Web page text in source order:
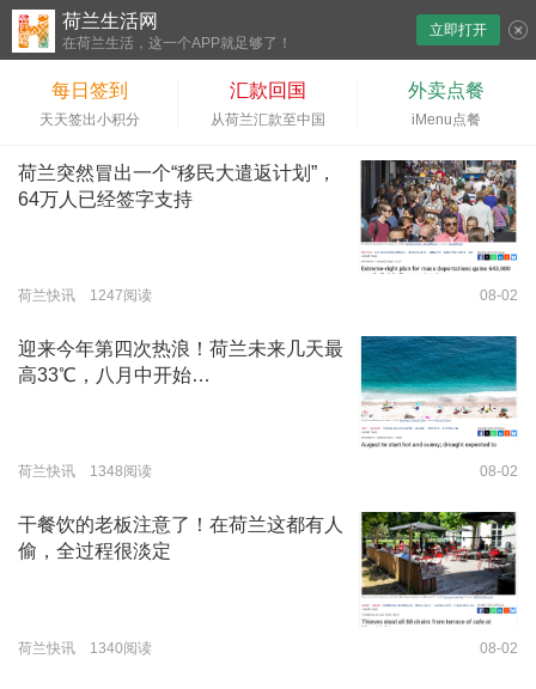
荷兰生活网
在荷兰生活，这一个APP就足够了！
立即打开
每日签到
天天签出小积分
汇款回国
从荷兰汇款至中国
外卖点餐
iMenu点餐
荷兰突然冒出一个“移民大遣返计划”，
64万人已经签字支持
荷兰快讯 1247阅读 08-02
迎来今年第四次热浪！荷兰未来几天最
高33℃，八月中开始…
荷兰快讯 1348阅读 08-02
干餐饮的老板注意了！在荷兰这都有人
偷，全过程很淡定
荷兰快讯 1340阅读 08-02